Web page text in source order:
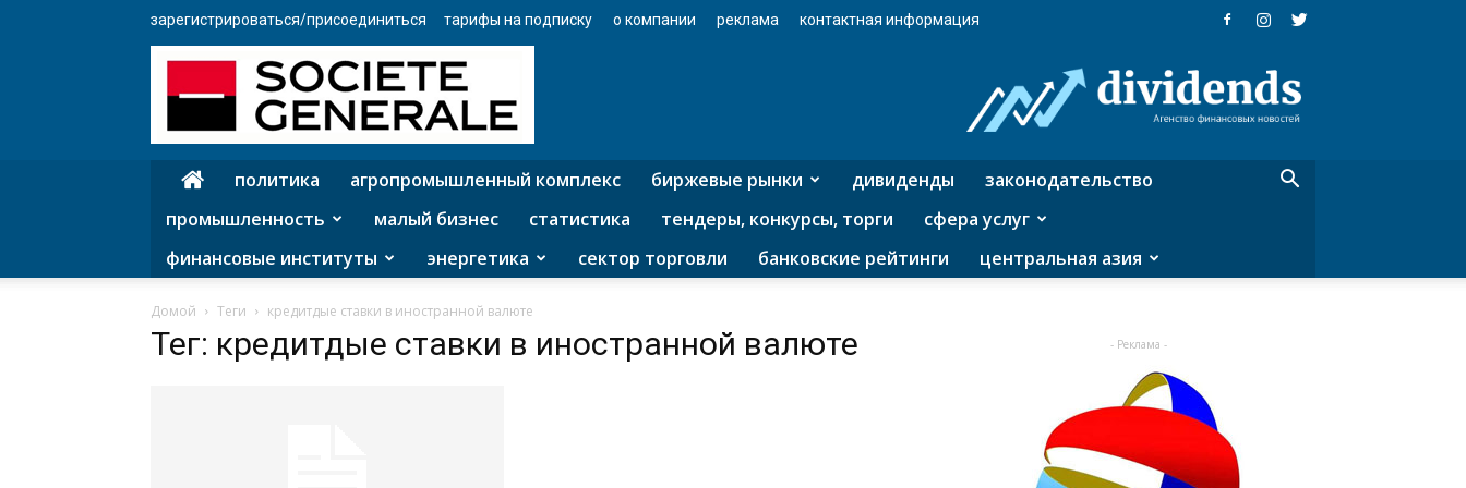
зарегистрироваться/присоединиться тарифы на подписку о компании реклама контактная информация
агентство
финансовых
политика агропромышленный комплекс биржевые рынки дивиденды
законодательство
промышленность
малый бизнес статистика тендеры, конкурсы, торги
сфера услуг
финансовые институты
энергетика сектор торговли банковские рейтинги центральная азия
Домой Теги кредитдые ставки в иностранной валюте
Тег: кредитдые ставки в иностранной валюте - Реклама -